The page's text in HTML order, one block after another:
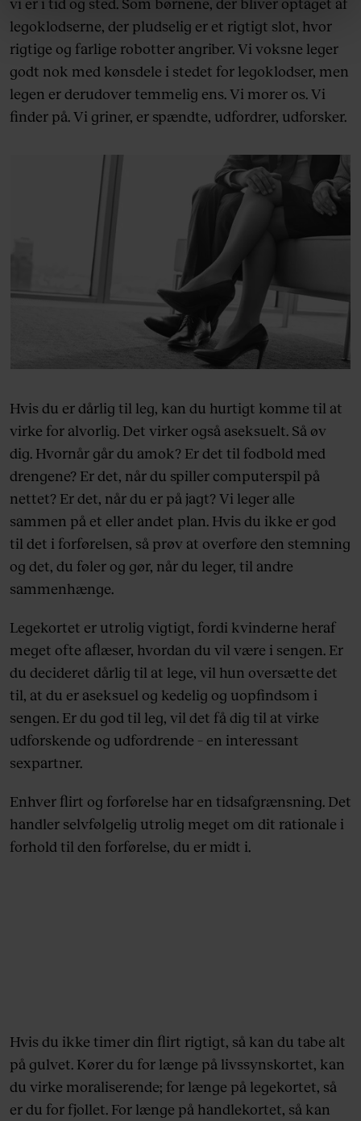
om vores brug af cookies, samarbejdspartnere og
behandling af dine personoplysninger i forbindelse
hermed i både vores
privatlivspolitik cookiepolitik
legoklodserne, der pludselig er et rigtigt slot, hvor
rigtige og farlige robotter angriber. Vi voksne leger
godt nok med kønsdele i stedet for legoklodser, men
legen er derudover temmelig ens. Vi morer os. Vi
finder på. Vi griner, er spændte, udfordrer, udforsker.
Hvis du er dårlig til leg, kan du hurtigt komme til at
virke for alvorlig. Det virker også aseksuelt. Så øv
dig. Hvornår går du amok? Er det til fodbold med
drengene? Er det, når du spiller computerspil på
nettet? Er det, når du er på jagt? Vi leger alle
sammen på et eller andet plan. Hvis du ikke er god
til det i forførelsen, så prøv at overføre den stemning
og det, du føler og gør, når du leger, til andre
sammenhænge.
Legekortet er utrolig vigtigt, fordi kvinderne heraf
meget ofte aflæser, hvordan du vil være i sengen. Er
du decideret dårlig til at lege, vil hun oversætte det
til, at du er aseksuel og kedelig og uopfindsom i
sengen. Er du god til leg, vil det få dig til at virke
udforskende og udfordrende – en interessant
sexpartner.
Enhver flirt og forførelse har en tidsafgrænsning. Det
handler selvfølgelig utrolig meget om dit rationale i
forhold til den forførelse, du er midt i.
Hvis du ikke timer din flirt rigtigt, så kan du tabe alt
på gulvet. Kører du for længe på livssynskortet, kan
du virke moraliserende; for længe på legekortet, så
er du for fjollet. For længe på handlekortet, så kan